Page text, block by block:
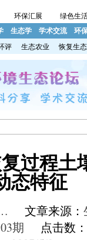
环保汇展 绿色生
生态学 学术交流 环
评 生态农业 恢复生态
过程土
态特征
文章来源：
期 点击数